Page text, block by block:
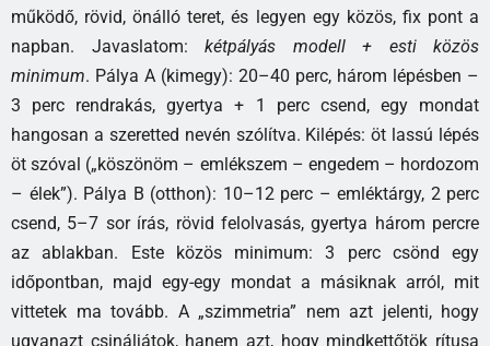
működő, rövid, önálló teret, és legyen egy közös, fix pont a
napban. Javaslatom: kétpályás modell + esti közös
minimum. Pálya A (kimegy): 20–40 perc, három lépésben –
3 perc rendrakás, gyertya + 1 perc csend, egy mondat
hangosan a szeretted nevén szólítva. Kilépés: öt lassú lépés
öt szóval („köszönöm – emlékszem – engedem – hordozom
– élek”). Pálya B (otthon): 10–12 perc – emléktárgy, 2 perc
csend, 5–7 sor írás, rövid felolvasás, gyertya három percre
az ablakban. Este közös minimum: 3 perc csönd egy
időpontban, majd egy-egy mondat a másiknak arról, mit
vittetek ma tovább. A „szimmetria” nem azt jelenti, hogy
ugyanazt csináljátok, hanem azt, hogy mindkettőtök rítusa